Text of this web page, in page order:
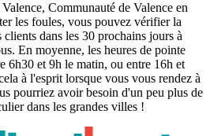
Communauté de Valence en
les foules, vous pouvez vérifier la
dans les 30 prochains jours à
En moyenne, les heures de pointe
6h30 et 9h le matin, ou entre 16h et
à l'esprit lorsque vous vous rendez à
pourriez avoir besoin d'un peu plus de
dans les grandes villes !